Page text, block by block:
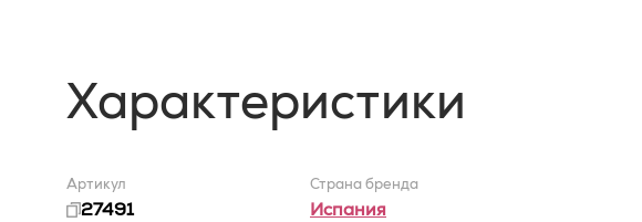
Характеристики
Артикул
27491
Страна бренда
Испания